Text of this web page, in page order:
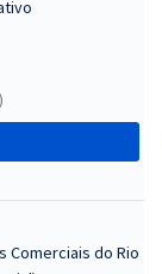
Comerciais do Rio